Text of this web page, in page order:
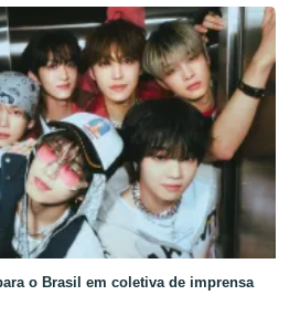
o Brasil em coletiva de imprensa